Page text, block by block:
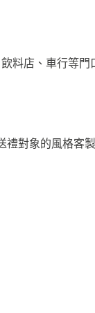
料店、車行等門
禮對象的風格客